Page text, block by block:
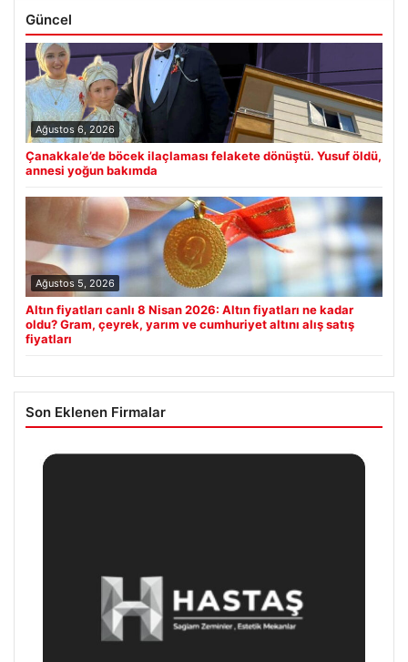
Güncel
Ağustos 6, 2026
Çanakkale’de böcek ilaçlaması felakete dönüştü. Yusuf öldü,
annesi yoğun bakımda
Ağustos 5, 2026
Altın fiyatları canlı 8 Nisan 2026: Altın fiyatları ne kadar
oldu? Gram, çeyrek, yarım ve cumhuriyet altını alış satış
fiyatları
Son Eklenen Firmalar